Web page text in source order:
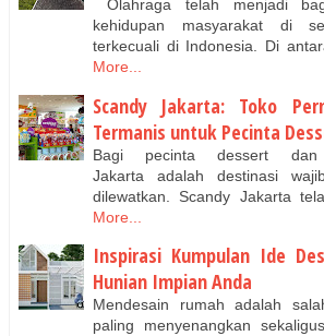
Olahraga telah menjadi
kehidupan masyarakat di
terkecuali di Indonesia. Di
More...
Scandy Jakarta: Toko
Termanis untuk Pecinta
Bagi pecinta dessert dan
Jakarta adalah destinasi
dilewatkan. Scandy Jakarta
More...
Inspirasi Kumpulan Ide
Hunian Impian Anda
Mendesain rumah adalah
paling menyenangkan